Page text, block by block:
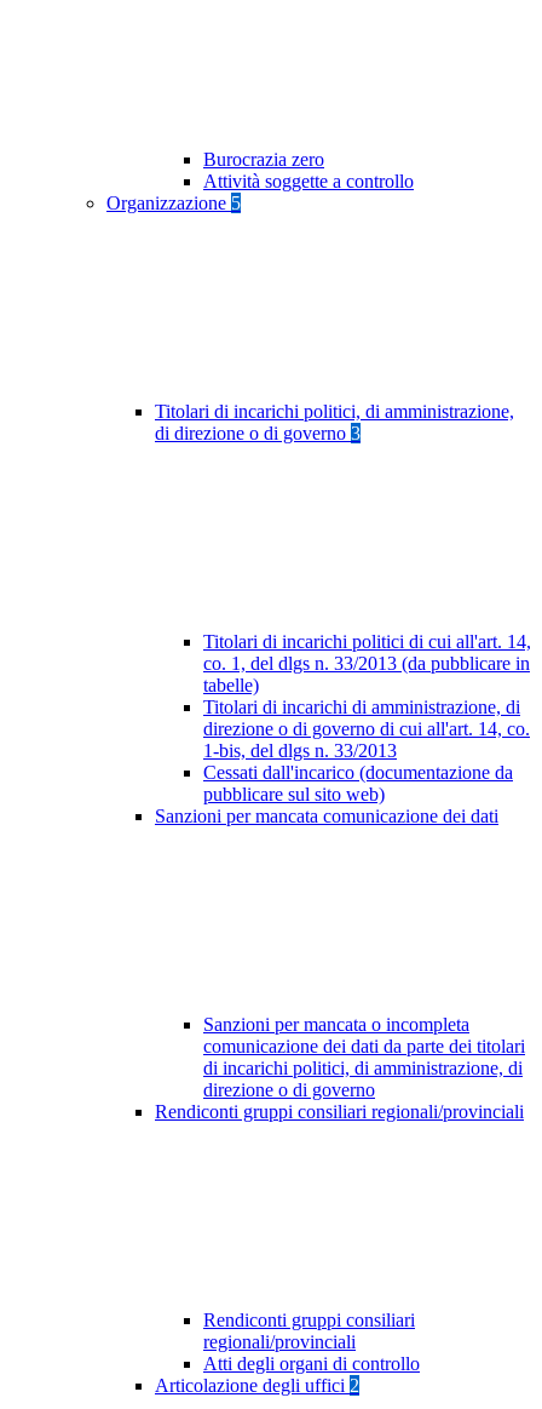
Burocrazia zero
Attività soggette a controllo
Organizzazione 5
Titolari di incarichi politici, di amministrazione,
di direzione o di governo 3
Titolari di incarichi politici di cui all'art. 14,
co. 1, del dlgs n. 33/2013 (da pubblicare in
tabelle)
Titolari di incarichi di amministrazione, di
direzione o di governo di cui all'art. 14, co.
1-bis, del dlgs n. 33/2013
Cessati dall'incarico (documentazione da
pubblicare sul sito web)
Sanzioni per mancata comunicazione dei dati
Sanzioni per mancata o incompleta
comunicazione dei dati da parte dei titolari
di incarichi politici, di amministrazione, di
direzione o di governo
Rendiconti gruppi consiliari regionali/provinciali
Rendiconti gruppi consiliari
regionali/provinciali
Atti degli organi di controllo
Articolazione degli uffici 2